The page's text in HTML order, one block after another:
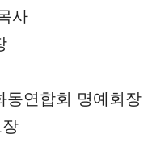
사
동연합회 명예회장